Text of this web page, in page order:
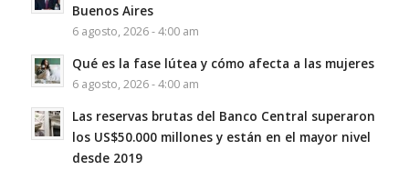
Buenos Aires
6 agosto, 2026 - 4:00 am
Qué es la fase lútea y cómo afecta a las mujeres
6 agosto, 2026 - 4:00 am
Las reservas brutas del Banco Central superaron
los US$50.000 millones y están en el mayor nivel
desde 2019